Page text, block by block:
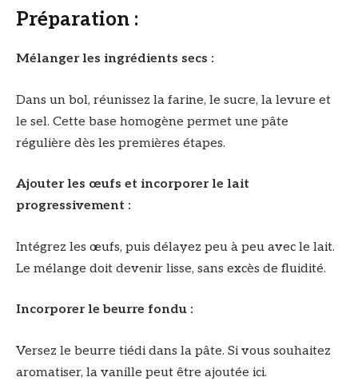
Préparation :
Mélanger les ingrédients secs :
Dans un bol, réunissez la farine, le sucre, la levure et
le sel. Cette base homogène permet une pâte
régulière dès les premières étapes.
Ajouter les œufs et incorporer le lait
progressivement :
Intégrez les œufs, puis délayez peu à peu avec le lait.
Le mélange doit devenir lisse, sans excès de fluidité.
Incorporer le beurre fondu :
Versez le beurre tiédi dans la pâte. Si vous souhaitez
aromatiser, la vanille peut être ajoutée ici.